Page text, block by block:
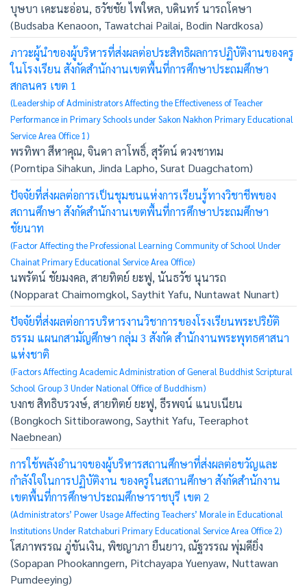
บุษบา เคะนะอ่อน, ธวัชชัย ไพใหล, บดินทร์ นารถโคษา
(Budsaba Kenaoon, Tawatchai Pailai, Bodin Nardkosa)
ภาวะผู้นำของผู้บริหารที่ส่งผลต่อประสิทธิผลการปฏิบัติงานของครู
ในโรงเรียน สังกัดสำนักงานเขตพื้นที่การศึกษาประถมศึกษา
สกลนคร เขต 1
(Leadership of Administrators Affecting the Effectiveness of Teacher
Performance in Primary Schools under Sakon Nakhon Primary Educational
Service Area Office 1)
พรทิพา สีหาคุณ, จินดา ลาโพธิ์, สุรัตน์ ดวงชาทม
(Porntipa Sihakun, Jinda Lapho, Surat Duagchatom)
ปัจจัยที่ส่งผลต่อการเป็นชุมชนแห่งการเรียนรู้ทางวิชาชีพของ
สถานศึกษา สังกัดสำนักงานเขตพื้นที่การศึกษาประถมศึกษา
ชัยนาท
(Factor Affecting the Professional Learning Community of School Under
Chainat Primary Educational Service Area Office)
นพรัตน์ ชัยมงคล, สายทิตย์ ยะฟู, นันธวัช นุนารถ
(Nopparat Chaimomgkol, Saythit Yafu, Nuntawat Nunart)
ปัจจัยที่ส่งผลต่อการบริหารงานวิชาการของโรงเรียนพระปริยัติ
ธรรม แผนกสามัญศึกษา กลุ่ม 3 สังกัด สำนักงานพระพุทธศาสนา
แห่งชาติ
(Factors Affecting Academic Administration of General Buddhist Scriptural
School Group 3 Under National Office of Buddhism)
บงกช สิทธิบรวงษ์, สายทิตย์ ยะฟู, ธีรพจน์ แนบเนียน
(Bongkoch Sittiborawong, Saythit Yafu, Teeraphot
Naebnean)
การใช้พลังอำนาจของผู้บริหารสถานศึกษาที่ส่งผลต่อขวัญและ
กำลังใจในการปฏิบัติงาน ของครูในสถานศึกษา สังกัดสำนักงาน
เขตพื้นที่การศึกษาประถมศึกษาราชบุรี เขต 2
(Administrators’ Power Usage Affecting Teachers’ Morale in Educational
Institutions Under Ratchaburi Primary Educational Service Area Office 2)
โสภาพรรณ ภู่ขันเงิน, พิชญาภา ยืนยาว, ณัฐวรรณ พุ่มดียิ่ง
(Sopapan Phookanngern, Pitchayapa Yuenyaw, Nuttawan
Pumdeeying)